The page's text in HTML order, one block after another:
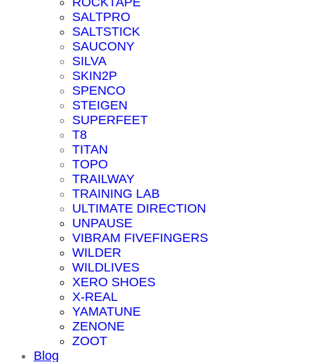
SALTPRO
SALTSTICK
SAUCONY
SILVA
SKIN2P
SPENCO
STEIGEN
SUPERFEET
T8
TITAN
TOPO
TRAILWAY
TRAINING LAB
ULTIMATE DIRECTION
UNPAUSE
VIBRAM FIVEFINGERS
WILDER
WILDLIVES
XERO SHOES
X-REAL
YAMATUNE
ZENONE
ZOOT
Blog